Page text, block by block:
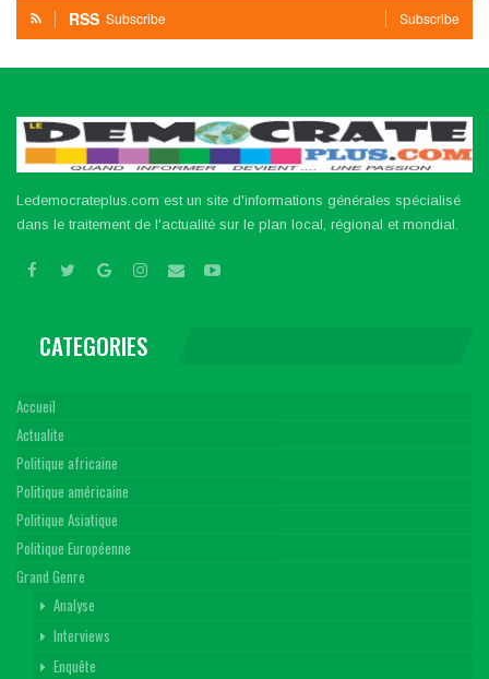
RSS Subscribe Subscribe
Ledemocrateplus.com est un site d'informations générales spécialisé
dans le traitement de l'actualité sur le plan local, régional et mondial.
CATEGORIES
Accueil
Actualite
Politique africaine
Politique américaine
Politique Asiatique
Politique Européenne
Grand Genre
Analyse
Interviews
Enquête